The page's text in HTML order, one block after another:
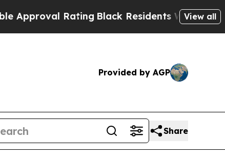
Rating Black Residents Warned ofView all
Provided by AGP
Share